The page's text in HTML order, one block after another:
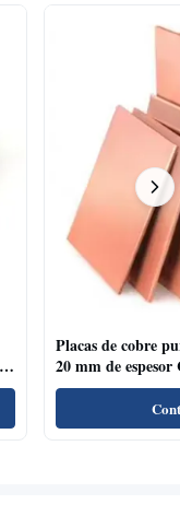
Placas de cobre
20 mm de espesor